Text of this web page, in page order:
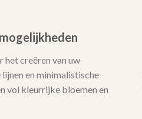
creëren van uw
en minimalistische
vol kleurrijke bloemen en